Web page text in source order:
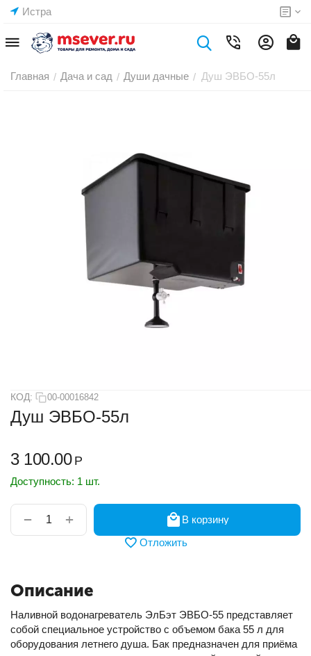
Истра
Главная / Дача и сад / Души дачные / Душ ЭВБО-55л
КОД: 00-00016842
Душ ЭВБО-55л
3 100.00 Р
Доступность: 1 шт.
+
−
В корзину
Отложить
Описание
Наливной водонагреватель ЭлБэт ЭВБО-55 представляет
собой специальное устройство с объемом бака 55 л для
оборудования летнего душа. Бак предназначен для приёма